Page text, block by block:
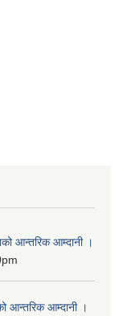
आन्तरिक आम्दानी ।
आन्तरिक आम्दानी ।